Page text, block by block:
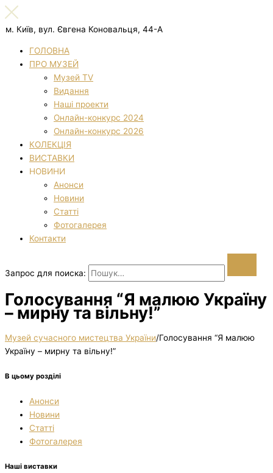
м. Київ, вул. Євгена Коновальця, 44-А
ГОЛОВНА
ПРО МУЗЕЙ
Музей TV
Видання
Наші проекти
Онлайн-конкурс 2024
Онлайн-конкурс 2026
КОЛЕКЦІЯ
ВИСТАВКИ
НОВИНИ
Анонси
Новини
Статті
Фотогалерея
Контакти
Запрос для поиска:
Голосування “Я малюю Україну
– мирну та вільну!”
Музей сучасного мистецтва України/Голосування “Я малюю
Україну – мирну та вільну!”
В цьому розділі
Анонси
Новини
Статті
Фотогалерея
Наші виставки